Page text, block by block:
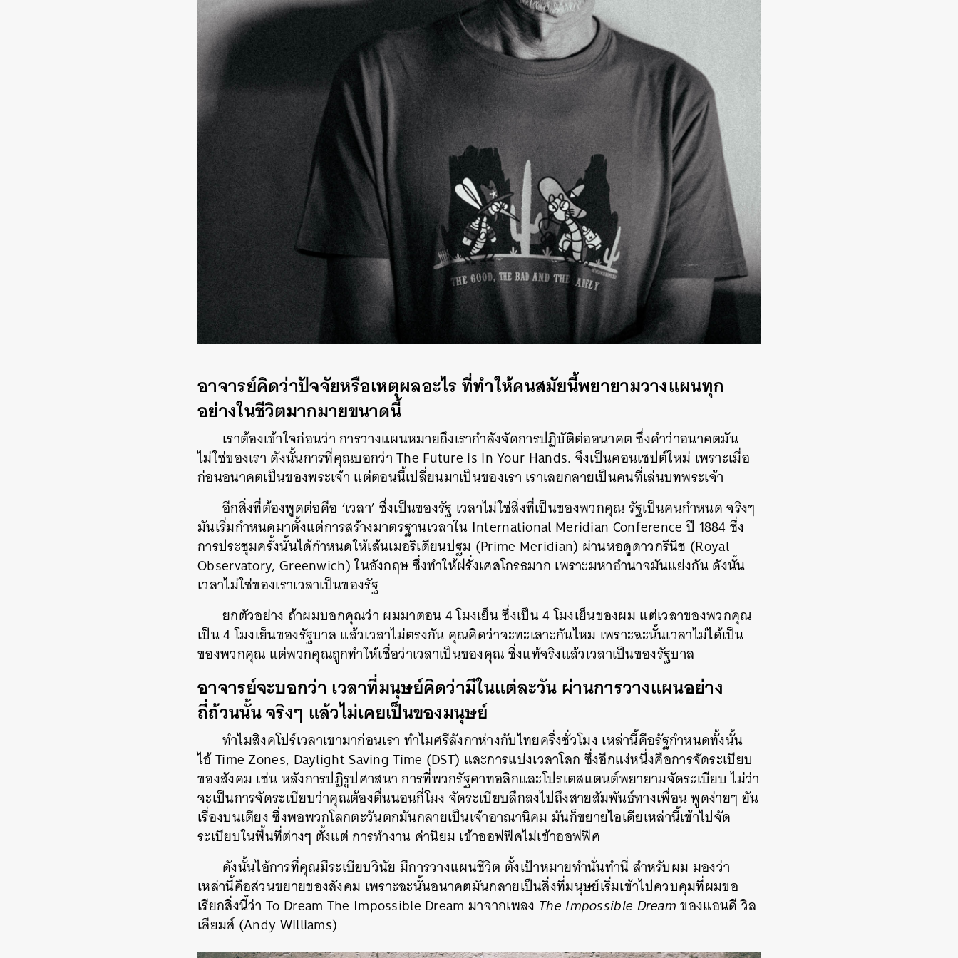
อาจารย์คิดว่าปัจจัยหรือเหตุผลอะไร ที่ทำให้คนสมัยนี้พยายามวางแผนทุก
อย่างในชีวิตมากมายขนาดนี้
เราต้องเข้าใจก่อนว่า การวางแผนหมายถึงเรากำลังจัดการปฏิบัติต่ออนาคต ซึ่งคำว่าอนาคตมัน
ไม่ใช่ของเรา ดังนั้นการที่คุณบอกว่า The Future is in Your Hands. จึงเป็นคอนเซปต์ใหม่ เพราะเมื่อ
ก่อนอนาคตเป็นของพระเจ้า แต่ตอนนี้เปลี่ยนมาเป็นของเรา เราเลยกลายเป็นคนที่เล่นบทพระเจ้า
อีกสิ่งที่ต้องพูดต่อคือ ‘เวลา’ ซึ่งเป็นของรัฐ เวลาไม่ใช่สิ่งที่เป็นของพวกคุณ รัฐเป็นคนกำหนด จริงๆ
มันเริ่มกำหนดมาตั้งแต่การสร้างมาตรฐานเวลาใน International Meridian Conference ปี 1884 ซึ่ง
การประชุมครั้งนั้นได้กำหนดให้เส้นเมอริเดียนปฐม (Prime Meridian) ผ่านหอดูดาวกรีนิช (Royal
Observatory, Greenwich) ในอังกฤษ ซึ่งทำให้ฝรั่งเศสโกรธมาก เพราะมหาอำนาจมันแย่งกัน ดังนั้น
เวลาไม่ใช่ของเราเวลาเป็นของรัฐ
ยกตัวอย่าง ถ้าผมบอกคุณว่า ผมมาตอน 4 โมงเย็น ซึ่งเป็น 4 โมงเย็นของผม แต่เวลาของพวกคุณ
เป็น 4 โมงเย็นของรัฐบาล แล้วเวลาไม่ตรงกัน คุณคิดว่าจะทะเลาะกันไหม เพราะฉะนั้นเวลาไม่ได้เป็น
ของพวกคุณ แต่พวกคุณถูกทำให้เชื่อว่าเวลาเป็นของคุณ ซึ่งแท้จริงแล้วเวลาเป็นของรัฐบาล
อาจารย์จะบอกว่า เวลาที่มนุษย์คิดว่ามีในแต่ละวัน ผ่านการวางแผนอย่าง
ถี่ถ้วนนั้น จริงๆ แล้วไม่เคยเป็นของมนุษย์
ทำไมสิงคโปร์เวลาเขามาก่อนเรา ทำไมศรีลังกาห่างกับไทยครึ่งชั่วโมง เหล่านี้คือรัฐกำหนดทั้งนั้น
ไอ้ Time Zones, Daylight Saving Time (DST) และการแบ่งเวลาโลก ซึ่งอีกแง่หนึ่งคือการจัดระเบียบ
ของสังคม เช่น หลังการปฏิรูปศาสนา การที่พวกรัฐคาทอลิกและโปรเตสแตนต์พยายามจัดระเบียบ ไม่ว่า
จะเป็นการจัดระเบียบว่าคุณต้องตื่นนอนกี่โมง จัดระเบียบลึกลงไปถึงสายสัมพันธ์ทางเพื่อน พูดง่ายๆ ยัน
เรื่องบนเตียง ซึ่งพอพวกโลกตะวันตกมันกลายเป็นเจ้าอาณานิคม มันก็ขยายไอเดียเหล่านี้เข้าไปจัด
ระเบียบในพื้นที่ต่างๆ ตั้งแต่ การทำงาน ค่านิยม เข้าออฟฟิศไม่เข้าออฟฟิศ
ดังนั้นไอ้การที่คุณมีระเบียบวินัย มีการวางแผนชีวิต ตั้งเป้าหมายทำนั่นทำนี่ สำหรับผม มองว่า
เหล่านี้คือส่วนขยายของสังคม เพราะฉะนั้นอนาคตมันกลายเป็นสิ่งที่มนุษย์เริ่มเข้าไปควบคุมที่ผมขอ
เรียกสิ่งนี้ว่า To Dream The Impossible Dream มาจากเพลง The Impossible Dreamของแอนดี วิล
เลียมส์ (Andy Williams)
TWEET LINE EMAIL